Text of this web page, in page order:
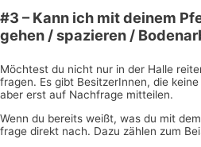
#3 – Kann ich mit deinem
gehen / spazieren /
Möchtest du nicht nur in der Halle
fragen. Es gibt BesitzerInnen, die
aber erst auf Nachfrage mitteilen.
Wenn du bereits weißt, was du mit
frage direkt nach. Dazu zählen zum